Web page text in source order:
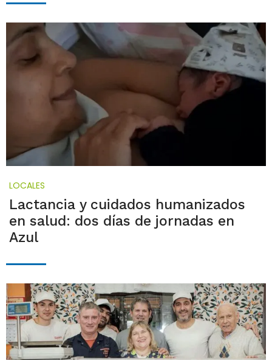
LOCALES
Lactancia y cuidados humanizados
en salud: dos días de jornadas en
Azul